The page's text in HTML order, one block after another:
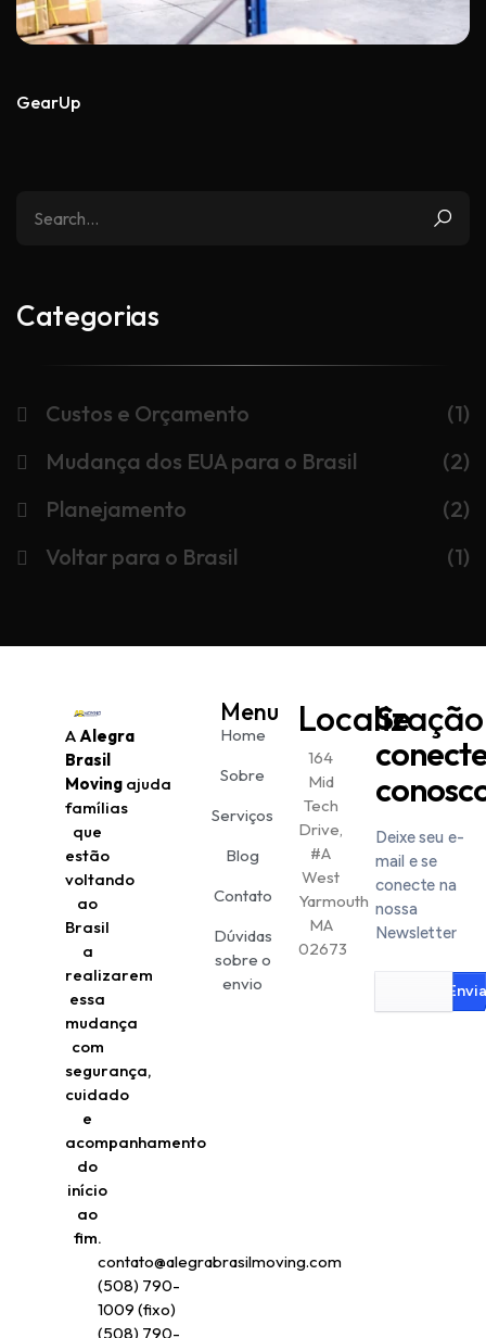
GearUp
Categorias
Custos e Orçamento
(1)
Mudança dos EUA para o Brasil
(2)
Planejamento
(2)
Voltar para o Brasil
(1)
AAlegra
Brasil
Moving ajuda
famílias
que
estão
voltando
ao
Brasil
a
realizarem
essa
mudança
com
segurança,
cuidado
e
acompanhamento
do
início
ao
fim.
contato@alegrabrasilmoving.com
(508) 790-
1009 (fixo)
(508) 790-
Menu
Home
Sobre
Serviços
Blog
Contato
Dúvidas
sobre o
envio
Localização
164
Mid
Tech
Drive,
#A
West
Yarmouth
MA
02673
Se
Deixe seu e-
mail e se
conecte na
nossa
Newsletter